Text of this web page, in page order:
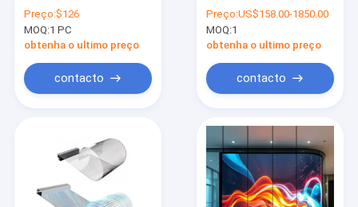
Produtos
Sobre nós
Parede de Vídeo
Painel Interno
Externo Cabine de DJ
Preço:$126
MOQ:1 PC
obtenha o ultimo preço
contacto
LED de filme fino
5000nits Brilho Alta
transparência 85%
Preço:US$158.00-1850.00
MOQ:1
obtenha o ultimo preço
contacto